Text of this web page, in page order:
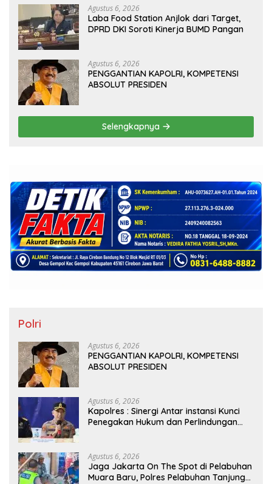
Agustus 6, 2026
Laba Food Station Anjlok dari Target,
DPRD DKI Soroti Kinerja BUMD Pangan
Agustus 6, 2026
PENGGANTIAN KAPOLRI, KOMPETENSI
ABSOLUT PRESIDEN
Selengkapnya
Polri
Agustus 6, 2026
PENGGANTIAN KAPOLRI, KOMPETENSI
ABSOLUT PRESIDEN
Agustus 6, 2026
Kapolres : Sinergi Antar instansi Kunci
Penegakan Hukum dan Perlindungan
Davidson Bekas.
Agustus 6, 2026
Jaga Jakarta On The Spot di Pelabuhan
Muara Baru, Polres Pelabuhan Tanjung